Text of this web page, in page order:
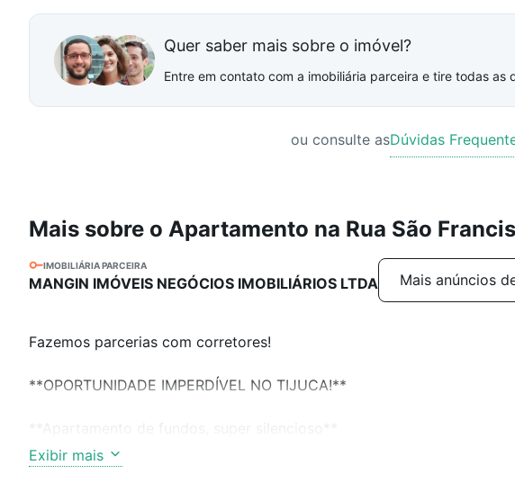
Quer saber mais sobre o imóvel?
Entre em contato com a imobiliária parceira e tire todas as
ou consulte asDúvidas
Mais sobre o Apartamento na Rua São
IMOBILIÁRIA PARCEIRA
MANGIN IMÓVEIS NEGÓCIOS IMOBILIÁRIOS LTDA Mais anúncios
Fazemos parcerias com corretores!
**OPORTUNIDADE IMPERDÍVEL NO TIJUCA!**
**Ao lado do Metrô São Francisco Xavier**
Próximo a **todo comércio, transporte, escolas e facilidades**
Exibir mais